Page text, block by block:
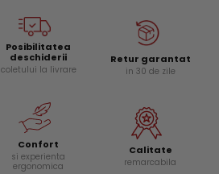
Posibilitatea
deschiderii
coletului la livrare
Retur garantat
in 30 de zile
Confort
si experienta
ergonomica
Calitate
remarcabila